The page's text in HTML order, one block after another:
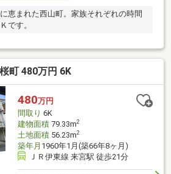
恵まれた西山町。家族それぞれの時間
です。
町 480万円 6K
480万円
間取り 6K
建物面積79.33m2
土地面積56.23m2
築年月 1960年1月(築66年8ヶ月)
ＪＲ伊東線 来宮駅 徒歩21分